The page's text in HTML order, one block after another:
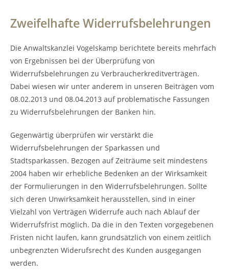
Zweifelhafte Widerrufsbelehrungen
Die Anwaltskanzlei Vogelskamp berichtete bereits mehrfach
von Ergebnissen bei der Überprüfung von
Widerrufsbelehrungen zu Verbraucherkreditverträgen.
Dabei wiesen wir unter anderem in unseren Beiträgen vom
08.02.2013 und 08.04.2013 auf problematische Fassungen
zu Widerrufsbelehrungen der Banken hin.
Gegenwärtig überprüfen wir verstärkt die
Widerrufsbelehrungen der Sparkassen und
Stadtsparkassen. Bezogen auf Zeiträume seit mindestens
2004 haben wir erhebliche Bedenken an der Wirksamkeit
der Formulierungen in den Widerrufsbelehrungen. Sollte
sich deren Unwirksamkeit herausstellen, sind in einer
Vielzahl von Verträgen Widerrufe auch nach Ablauf der
Widerrufsfrist möglich. Da die in den Texten vorgegebenen
Fristen nicht laufen, kann grundsätzlich von einem zeitlich
unbegrenzten Widerufsrecht des Kunden ausgegangen
werden.